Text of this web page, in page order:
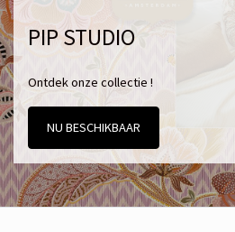
PIP STUDIO
Ontdek onze collectie !
NU BESCHIKBAAR